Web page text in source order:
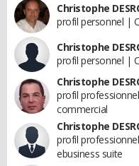
Christophe
profil personnel |
Christophe
profil personnel |
Christophe
profil
commercial
Christophe
profil
ebusiness suite